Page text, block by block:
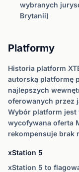
wybranych
Brytanii)
Platformy
Historia platform
autorską platformę
najlepszych
oferowanych przez
Wybór platform jest
wycofywana oferta
rekompensuje brak
xStation 5
xStation 5 to